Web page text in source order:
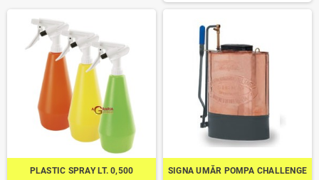
PLASTIC SPRAY LT. 0,500
SIGNA UMĂR POMPA CHALLENGE